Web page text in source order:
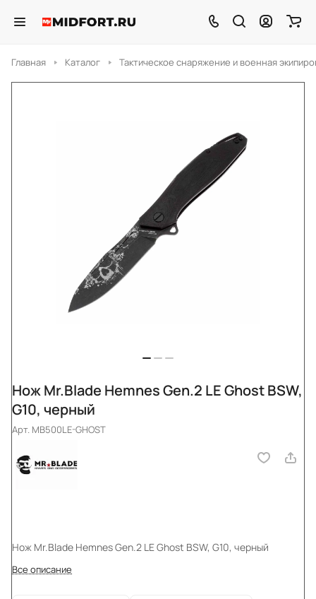
Главная Каталог Тактическое снаряжение и военная
Нож Mr.Blade Hemnes Gen.2 LE Ghost BSW,
G10, черный
Арт. MB500LE-GHOST
Нож Mr.Blade Hemnes Gen.2 LE Ghost BSW, G10, черный
Все описание